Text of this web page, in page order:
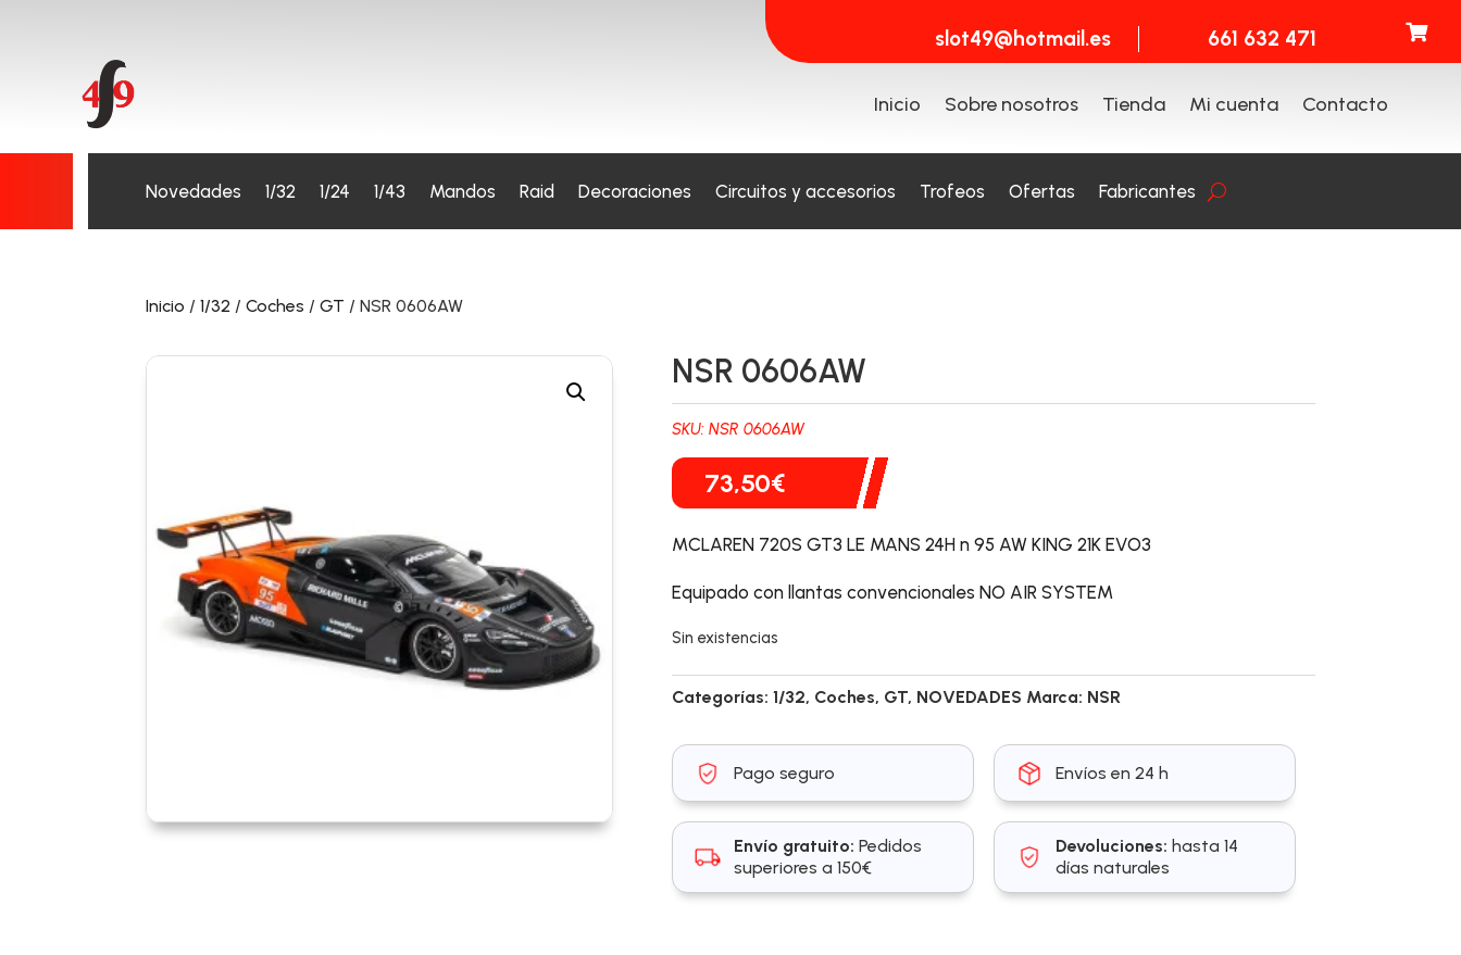
slot49@hotmail.es 661 632 471 
Inicio Sobre nosotros Tienda Mi cuenta Contacto
Novedades 1/32 1/24 1/43 Mandos Raid Decoraciones Circuitos y accesorios Trofeos Ofertas Fabricantes
Inicio /1/32 /Coches /GT / NSR 0606AW
NSR 0606AW
SKU:NSR 0606AW
73,50€
MCLAREN 720S GT3 LE MANS 24H n 95 AW KING 21K EVO3
Equipado con llantas convencionales NO AIR SYSTEM
Sin existencias
Categorías:1/32, Coches, GT, NOVEDADES Marca: NSR
Pago seguro Envíos en 24 h
Envío gratuito: Pedidos
superiores a 150€
Devoluciones: hasta 14
días naturales